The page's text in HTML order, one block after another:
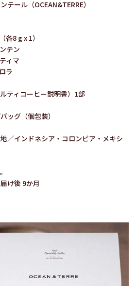
ール（OCEAN&TERRE）
各8 g x 1）
テン
ィマ
ラ
ティコーヒー説明書）1部
ッグ（個包装）
／インドネシア・コロンビア・メキシ
け後 9か月